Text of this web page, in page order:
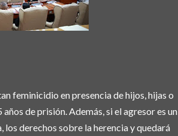
feminicidio en presencia de hijos, hijas o
de prisión. Además, si el agresor es un
derechos sobre la herencia y quedará